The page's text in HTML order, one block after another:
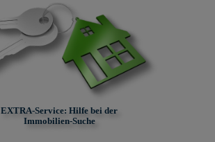
EXTRA-Service: Hilfe bei der
Immobilien-Suche